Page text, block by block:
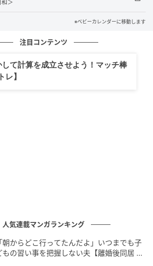
いのかなと感じました。
は違うのかもしれないとも思いまし
は羽目を外したくなることもある
＞
※ベビーカレンダーに移動します
注目コンテンツ
して計算を成立させよう！マッチ棒
レ】
人気連載マンガランキング
「朝からどこ行ってたんだよ」いつまでも子
もの習い事を把握しない夫【離婚後同居 Vo